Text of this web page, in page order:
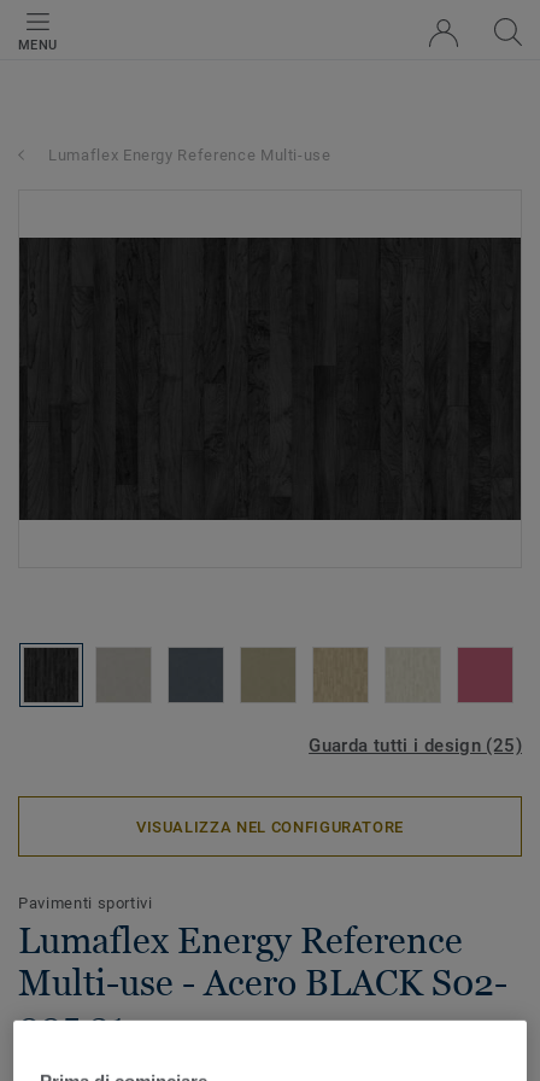
MENU
Lumaflex Energy Reference Multi-use
Guarda tutti i design (25)
VISUALIZZA NEL CONFIGURATORE
Pavimenti sportivi
Lumaflex Energy Reference
Multi-use - Acero BLACK S02-
005 21